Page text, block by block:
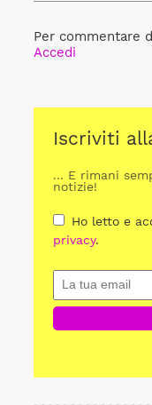
Per commentare
Accedi
Iscriviti
... E rimani
notizie!
Ho letto e
privacy.